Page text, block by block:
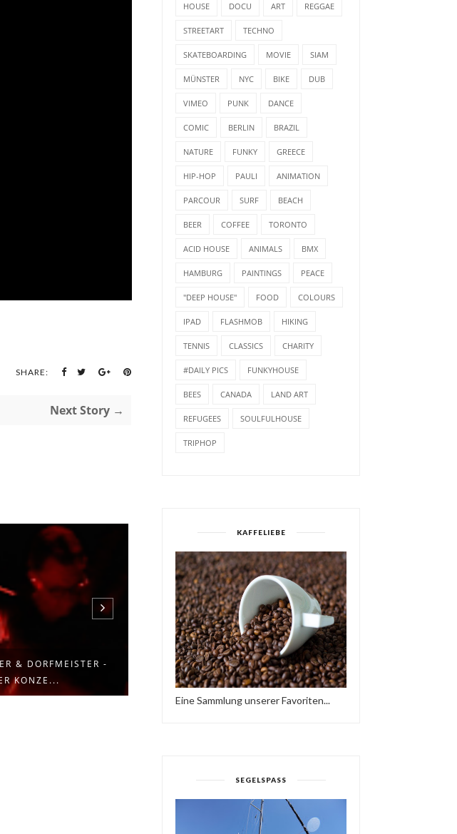
SHARE:
Next Story →
& DORFMEISTER -
KONZE...
MÜNSTER IST EINE REISE
WERT 1959 | ...
SOLA BY LANA BARIĆ
(15:13 MIN)
HOUSE DOCU ART REGGAE
STREETART TECHNO
SKATEBOARDING MOVIE SIAM
MÜNSTER NYC BIKE DUB
VIMEO PUNK DANCE
COMIC BERLIN BRAZIL
NATURE FUNKY GREECE
HIP-HOP PAULI ANIMATION
PARCOUR SURF BEACH
BEER COFFEE TORONTO
ACID HOUSE ANIMALS BMX
HAMBURG PAINTINGS PEACE
"DEEP HOUSE" FOOD COLOURS
IPAD FLASHMOB HIKING
TENNIS CLASSICS CHARITY
#DAILY PICS FUNKYHOUSE
BEES CANADA LAND ART
REFUGEES SOULFULHOUSE
TRIPHOP
KAFFELIEBE
Eine Sammlung unserer Favoriten...
SEGELSPASS